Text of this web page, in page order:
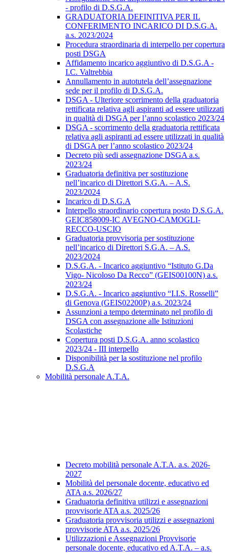
- profilo di D.S.G.A.
GRADUATORIA DEFINITIVA PER IL
CONFERIMENTO INCARICO DI D.S.G.A.
a.s. 2023/2024
Procedura straordinaria di interpello per copertura
posti DSGA
Affidamento incarico aggiuntivo di D.S.G.A -
I.C. Valtrebbia
Annullamento in autotutela dell’assegnazione
sede per il profilo di D.S.G.A.
DSGA - Ulteriore scorrimento della graduatoria
rettificata relativa agli aspiranti ad essere utilizzati
in qualità di DSGA per l’anno scolastico 2023/24
DSGA - scorrimento della graduatoria rettificata
relativa agli aspiranti ad essere utilizzati in qualità
di DSGA per l’anno scolastico 2023/24
Decreto più sedi assegnazione DSGA a.s.
2023/24
Graduatoria definitiva per sostituzione
nell’incarico di Direttori S.G.A. – A.S.
2023/2024
Incarico di D.S.G.A
Interpello straordinario copertura posto D.S.G.A.
GEIC858009-IC AVEGNO-CAMOGLI-
RECCO-USCIO
Graduatoria provvisoria per sostituzione
nell’incarico di Direttori S.G.A. – A.S.
2023/2024
D.S.G.A. - Incarico aggiuntivo “Istituto G.Da
Vigo- Nicoloso Da Recco” (GEIS00100N) a.s.
2023/24
D.S.G.A. - Incarico aggiuntivo “I.I.S. Rosselli”
di Genova (GEIS02200P) a.s. 2023/24
Assunzioni a tempo determinato nel profilo di
DSGA con assegnazione alle Istituzioni
Scolastiche
Copertura posti D.S.G.A. anno scolastico
2023/24 - III interpello
Disponibilità per la sostituzione nel profilo
D.S.G.A
Mobilità personale A.T.A.
Decreto mobilità personale A.T.A. a.s. 2026-
2027
Mobilità del personale docente, educativo ed
ATA a.s. 2026/27
Graduatoria definitiva utilizzi e assegnazioni
provvisorie ATA a.s. 2025/26
Graduatoria provvisoria utilizzi e assegnazioni
provvisorie ATA a.s. 2025/26
Utilizzazioni e Assegnazioni Provvisorie
personale docente, educativo ed A.T.A. – a.s.